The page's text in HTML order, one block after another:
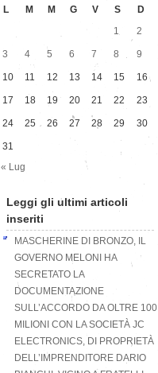
L M M G V S
D
1
2
3 4 5 6 7 8 9
10 11 12 13 14 15 16
17 18 19 20 21 22 23
24 25 26 27 28 29 30
31
« Lug
Leggi gli ultimi articoli
inseriti
MASCHERINE DI BRONZO, IL
GOVERNO MELONI HA
SECRETATO LA
DOCUMENTAZIONE
SULL’ACCORDO DA OLTRE 100
MILIONI CON LA SOCIETÀ JC
ELECTRONICS, DI PROPRIETÀ
DELL’IMPRENDITORE DARIO